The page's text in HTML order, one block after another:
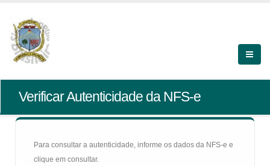
Verificar Autenticidade da NFS-e
Para consultar a autenticidade, informe os dados da NFS-e e
clique em consultar.